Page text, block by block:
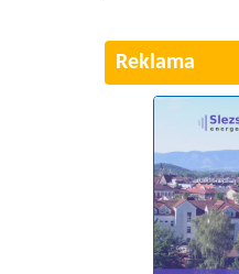
Reklama